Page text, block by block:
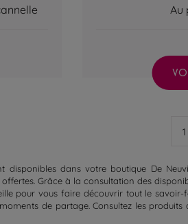
Au
1
disponibles dans votre boutique De
Grâce à la consultation des
pour vous faire découvrir tout le
de partage. Consultez les